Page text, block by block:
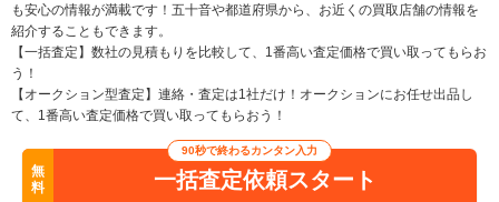
も安心の情報が満載です！五十音や都道府県から、お近くの買取店舗の情報を
紹介することもできます。
【一括査定】数社の見積もりを比較して、1番高い査定価格で買い取ってもらお
う！
【オークション型査定】連絡・査定は1社だけ！オークションにお任せ出品し
て、1番高い査定価格で買い取ってもらおう！
無
料
90秒で終わるカンタン入力
一括査定依頼スタート